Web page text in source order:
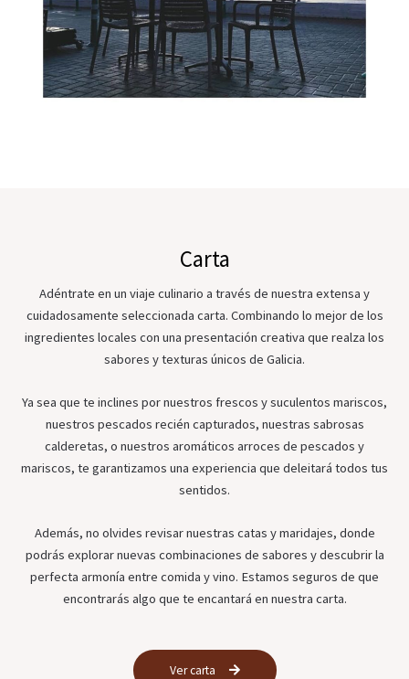
Carta
Adéntrate en un viaje culinario a través de nuestra extensa y
cuidadosamente seleccionada carta. Combinando lo mejor de los
ingredientes locales con una presentación creativa que realza los
sabores y texturas únicos de Galicia.
Ya sea que te inclines por nuestros frescos y suculentos mariscos,
nuestros pescados recién capturados, nuestras sabrosas
calderetas, o nuestros aromáticos arroces de pescados y
mariscos, te garantizamos una experiencia que deleitará todos tus
sentidos.
Además, no olvides revisar nuestras catas y maridajes, donde
podrás explorar nuevas combinaciones de sabores y descubrir la
perfecta armonía entre comida y vino. Estamos seguros de que
encontrarás algo que te encantará en nuestra carta.
Ver carta